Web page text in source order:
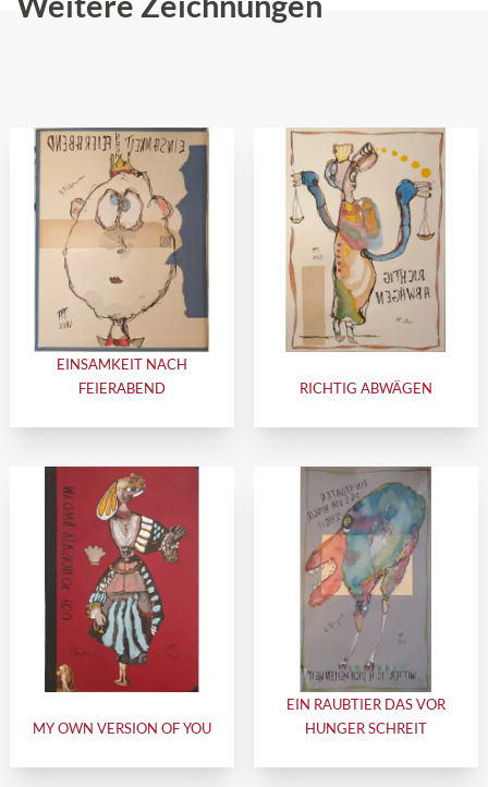
EINSAMKEIT NACH
FEIERABEND
RICHTIG ABWÄGEN
MY OWN VERSION OF YOU
EIN RAUBTIER DAS VOR
HUNGER SCHREIT